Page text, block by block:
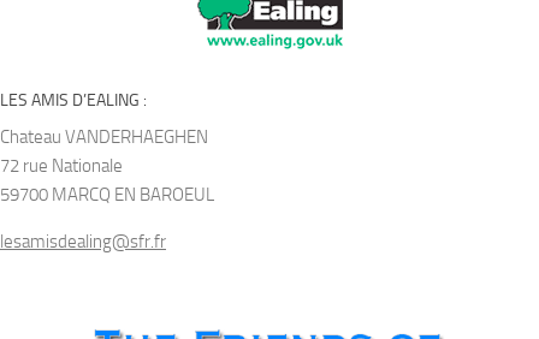
LES AMIS D’EALING :
Chateau VANDERHAEGHEN
72 rue Nationale
59700 MARCQ EN BAROEUL
lesamisdealing@sfr.fr